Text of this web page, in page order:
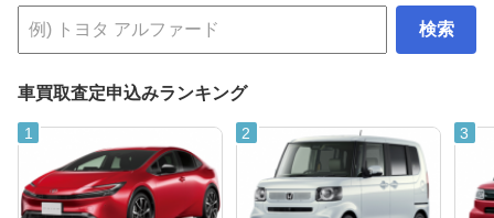
検索
車買取査定申込みランキング